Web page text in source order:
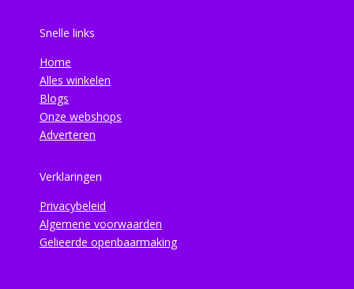
Snelle links
Home
Alles winkelen
Blogs
Onze webshops
Adverteren
Verklaringen
Privacybeleid
Algemene voorwaarden
Gelieerde openbaarmaking